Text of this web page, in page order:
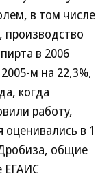
в том числе
в 2006
м на 22,3%,
когда
работу,
в 1
общие
ЕГАИС